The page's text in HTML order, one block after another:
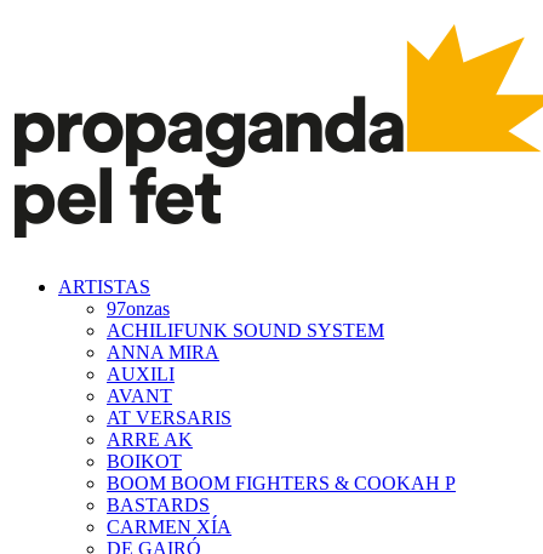
ARTISTAS
97onzas
ACHILIFUNK SOUND SYSTEM
ANNA MIRA
AUXILI
AVANT
AT VERSARIS
ARRE AK
BOIKOT
BOOM BOOM FIGHTERS & COOKAH P
BASTARDS
CARMEN XÍA
DE GAIRÓ